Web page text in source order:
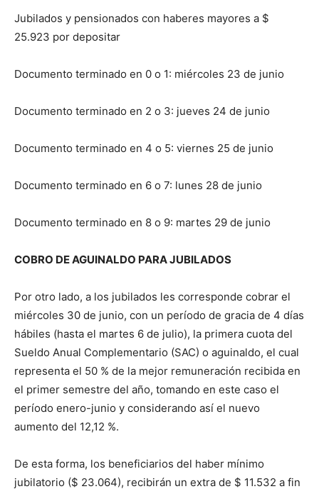
Jubilados y pensionados con haberes mayores a $
25.923 por depositar
Documento terminado en 0 o 1: miércoles 23 de junio
Documento terminado en 2 o 3: jueves 24 de junio
Documento terminado en 4 o 5: viernes 25 de junio
Documento terminado en 6 o 7: lunes 28 de junio
Documento terminado en 8 o 9: martes 29 de junio
COBRO DE AGUINALDO PARA JUBILADOS
Por otro lado, a los jubilados les corresponde cobrar el
miércoles 30 de junio, con un período de gracia de 4 días
hábiles (hasta el martes 6 de julio), la primera cuota del
Sueldo Anual Complementario (SAC) o aguinaldo, el cual
representa el 50 % de la mejor remuneración recibida en
el primer semestre del año, tomando en este caso el
período enero-junio y considerando así el nuevo
aumento del 12,12 %.
De esta forma, los beneficiarios del haber mínimo
jubilatorio ($ 23.064), recibirán un extra de $ 11.532 a fin